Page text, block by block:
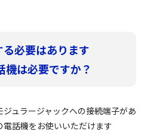
必要はあります
機は必要ですか？
ュラージャックへの接続端子があ
電話機をお使いいただけます